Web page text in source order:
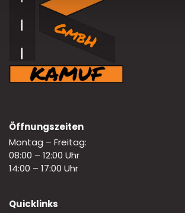
Öffnungszeiten
Montag – Freitag:
08:00 – 12:00 Uhr
14:00 – 17:00 Uhr
Quicklinks